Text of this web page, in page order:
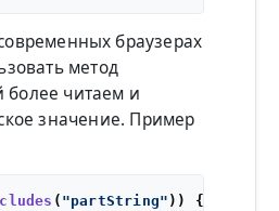
браузерах
метод
более читаем и
значение. Пример
( "partString" )) {